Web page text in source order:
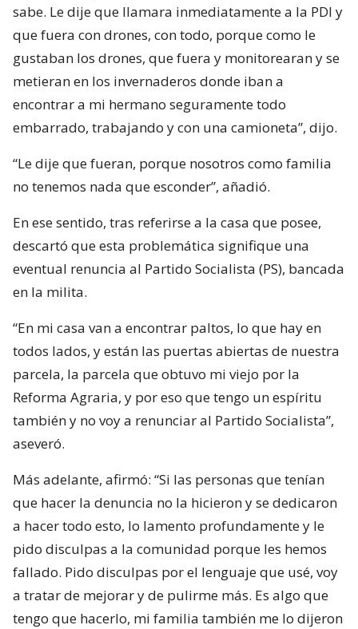
sabe. Le dije que llamara inmediatamente a la PDI y
que fuera con drones, con todo, porque como le
gustaban los drones, que fuera y monitorearan y se
metieran en los invernaderos donde iban a
encontrar a mi hermano seguramente todo
embarrado, trabajando y con una camioneta”, dijo.
“Le dije que fueran, porque nosotros como familia
no tenemos nada que esconder”, añadió.
En ese sentido, tras referirse a la casa que posee,
descartó que esta problemática signifique una
eventual renuncia al Partido Socialista (PS), bancada
en la milita.
“En mi casa van a encontrar paltos, lo que hay en
todos lados, y están las puertas abiertas de nuestra
parcela, la parcela que obtuvo mi viejo por la
Reforma Agraria, y por eso que tengo un espíritu
también y no voy a renunciar al Partido Socialista”,
aseveró.
Más adelante, afirmó: “Si las personas que tenían
que hacer la denuncia no la hicieron y se dedicaron
a hacer todo esto, lo lamento profundamente y le
pido disculpas a la comunidad porque les hemos
fallado. Pido disculpas por el lenguaje que usé, voy
a tratar de mejorar y de pulirme más. Es algo que
tengo que hacerlo, mi familia también me lo dijeron